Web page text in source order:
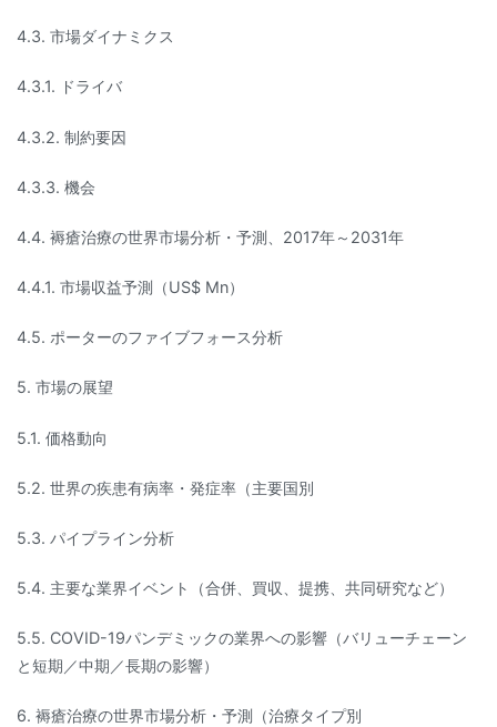
4.3. 市場ダイナミクス
4.3.1. ドライバ
4.3.2. 制約要因
4.3.3. 機会
4.4. 褥瘡治療の世界市場分析・予測、2017年～2031年
4.4.1. 市場収益予測（US$ Mn）
4.5. ポーターのファイブフォース分析
5. 市場の展望
5.1. 価格動向
5.2. 世界の疾患有病率・発症率（主要国別
5.3. パイプライン分析
5.4. 主要な業界イベント（合併、買収、提携、共同研究など）
5.5. COVID-19パンデミックの業界への影響（バリューチェーン
と短期／中期／長期の影響）
6. 褥瘡治療の世界市場分析・予測（治療タイプ別